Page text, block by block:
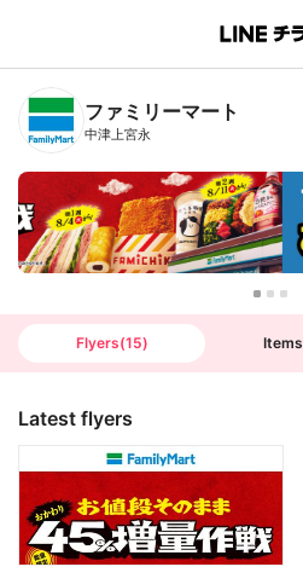
B
n
T
ファミリーマート
中津上宮永
Flyers(15) Items
Latest flyers